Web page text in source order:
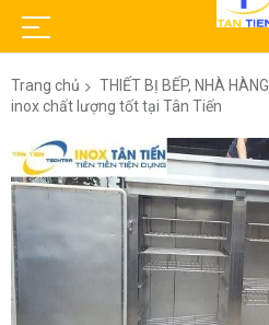
Trang chủ THIẾT BỊ BẾP, NHÀ HÀNG
inox chất lượng tốt tại Tân Tiến
Chuyển
đến
phần
đầu
của
thư
viện
hình
ảnh